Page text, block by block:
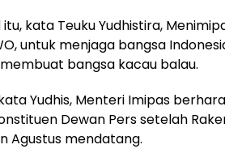
kata Teuku Yudhistira,
untuk menjaga bangsa
bangsa kacau balau.
Yudhis, Menteri Imipas
Dewan Pers setelah
Agustus mendatang.